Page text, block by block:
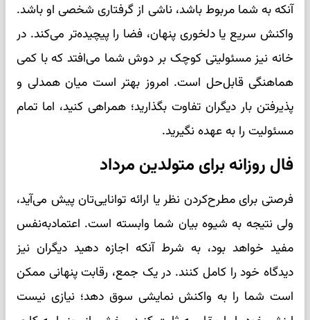
آنکه به شما مربوط باشد، ناشی از گرفتاری شخصی او باشد.
واکنش سریع یا دلخوری پنهان، فضا را پیچیده‌تر می‌کند. در
خانه نیز مسئولیتی کوچک بر دوش شما می‌افتد که با کمی
هماهنگی قابل‌حل است. امروز بهتر است میان همدلی و
پذیرفتن بار دیگران تفاوت بگذارید؛ همراهی کنید، اما تمام
مسئولیت را به عهده نگیرید.
فال روزانه برای متولدین مرداد
فرصتی برای مطرح‌کردن نظر یا ارائه توانایی‌تان پیش می‌آید،
ولی نتیجه به شیوه بیان شما وابسته است. اعتمادبه‌نفس
مفید خواهد بود، به شرط آنکه اجازه دهید دیگران نیز
دیدگاه خود را کامل کنند. در یک جمع، رقابت پنهانی ممکن
است شما را به واکنش نمایشی سوق دهد؛ نیازی نیست